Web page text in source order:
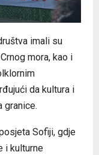
imali su
mora, kao i
da kultura i
granice.
Sofiji, gdje
i kulturne